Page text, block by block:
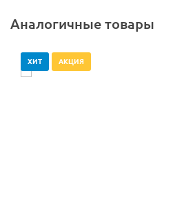
Аналогичные товары
ХИТ АКЦИЯ